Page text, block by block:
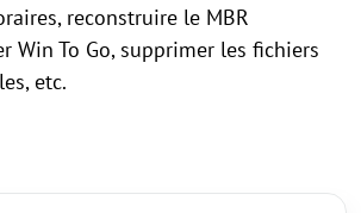
reconstruire le MBR
Win To Go, supprimer les fichiers
etc.